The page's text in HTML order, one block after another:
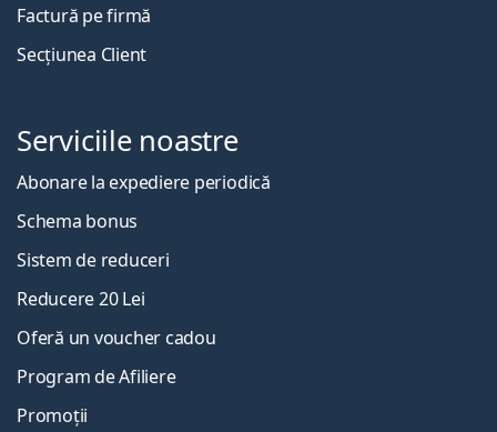
Factură pe firmă
Secțiunea Client
Serviciile noastre
Abonare la expediere periodică
Schema bonus
Sistem de reduceri
Reducere 20 Lei
Oferă un voucher cadou
Program de Afiliere
Promoții